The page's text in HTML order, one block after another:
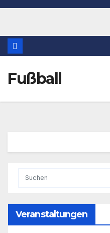
Fußball
Veranstaltungen